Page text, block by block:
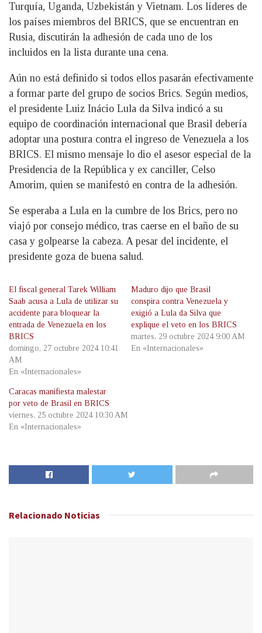
Turquía, Uganda, Uzbekistán y Vietnam. Los líderes de
los países miembros del BRICS, que se encuentran en
Rusia, discutirán la adhesión de cada uno de los
incluidos en la lista durante una cena.
Aún no está definido si todos ellos pasarán efectivamente
a formar parte del grupo de socios Brics. Según medios,
el presidente Luiz Inácio Lula da Silva indicó a su
equipo de coordinación internacional que Brasil debería
adoptar una postura contra el ingreso de Venezuela a los
BRICS. El mismo mensaje lo dio el asesor especial de la
Presidencia de la República y ex canciller, Celso
Amorim, quien se manifestó en contra de la adhesión.
Se esperaba a Lula en la cumbre de los Brics, pero no
viajó por consejo médico, tras caerse en el baño de su
casa y golpearse la cabeza. A pesar del incidente, el
presidente goza de buena salud.
El fiscal general Tarek William
Saab acusa a Lula de utilizar su
accidente para bloquear la
entrada de Venezuela en los
BRICS
domingo, 27 octubre 2024 10:41
AM
En «Internacionales»
Maduro dijo que Brasil
conspira contra Venezuela y
exigió a Lula da Silva que
explique el veto en los BRICS
martes, 29 octubre 2024 9:00 AM
En «Internacionales»
Caracas manifiesta malestar
por veto de Brasil en BRICS
viernes, 25 octubre 2024 10:30 AM
En «Internacionales»
Relacionado Noticias